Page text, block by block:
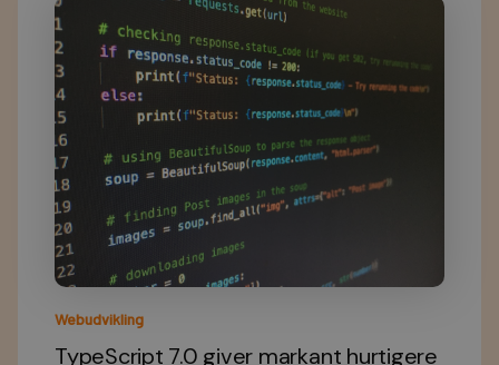
Webudvikling
TypeScript 7.0 giver markant hurtigere